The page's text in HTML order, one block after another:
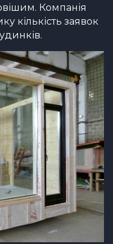
Компанія
кількість заявок